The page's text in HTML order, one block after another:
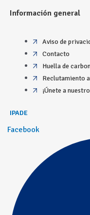
Información general
Aviso de
Contacto
Huella de
Reclutamiento
¡Únete a
IPADE
Facebook